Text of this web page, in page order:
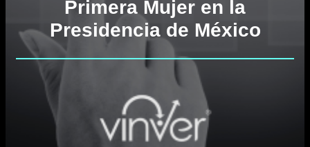
Primera Mujer en la
Presidencia de México